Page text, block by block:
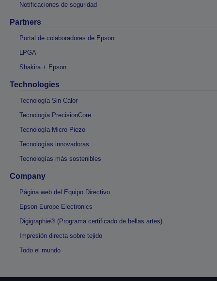
Notificaciones de seguridad
Partners
Portal de colaboradores de Epson
LPGA
Shakira + Epson
Technologies
Tecnología Sin Calor
Tecnología PrecisionCore
Tecnología Micro Piezo
Tecnologías innovadoras
Tecnologías más sostenibles
Company
Página web del Equipo Directivo
Epson Europe Electronics
Digigraphie® (Programa certificado de bellas artes)
Impresión directa sobre tejido
Todo el mundo